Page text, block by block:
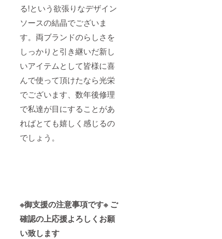
る!という欲張りなデザイン
ソースの結晶でございま
す。両ブランドのらしさを
しっかりと引き継いだ新し
いアイテムとして皆様に喜
んで使って頂けたなら光栄
でございます、数年後修理
で私達が目にすることがあ
ればとても嬉しく感じるの
でしょう。
※御支援の注意事項です※ ご
確認の上応援よろしくお願
い致します